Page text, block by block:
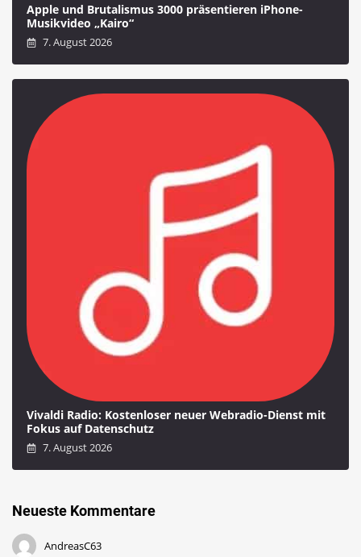
Apple und Brutalismus 3000 präsentieren iPhone-
Musikvideo „Kairo“
7. August 2026
Vivaldi Radio: Kostenloser neuer Webradio-Dienst mit
Fokus auf Datenschutz
7. August 2026
Neueste Kommentare
AndreasC63